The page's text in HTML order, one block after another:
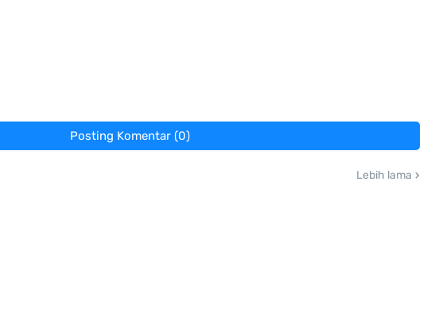
Posting Komentar (0)
Lebih lama